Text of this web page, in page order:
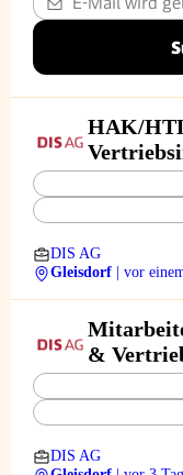
HAK/
DIS AG
Gleisdorf
| vor
&
im
DIS AG